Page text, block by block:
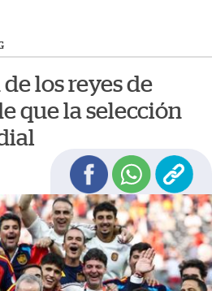
los reyes de
que la selección